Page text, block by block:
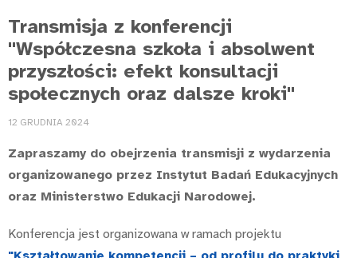
Transmisja z konferencji
"Współczesna szkoła i absolwent
przyszłości: efekt konsultacji
społecznych oraz dalsze kroki"
12 GRUDNIA 2024
Zapraszamy do obejrzenia transmisji z wydarzenia
organizowanego przez Instytut Badań Edukacyjnych
oraz Ministerstwo Edukacji Narodowej.
Konferencja jest organizowana w ramach projektu